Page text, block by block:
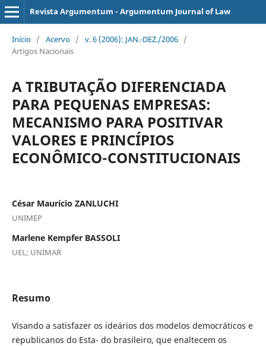
Revista Argumentum - Argumentum Journal of Law
Início / Acervo / v. 6 (2006): JAN.-DEZ./2006 /
Artigos Nacionais
A TRIBUTAÇÃO DIFERENCIADA
PARA PEQUENAS EMPRESAS:
MECANISMO PARA POSITIVAR
VALORES E PRINCÍPIOS
ECONÔMICO-CONSTITUCIONAIS
César Maurício ZANLUCHI
UNIMEP
Marlene Kempfer BASSOLI
UEL; UNIMAR
Resumo
Visando a satisfazer os ideários dos modelos democráticos e
republicanos do Esta- do brasileiro, que enaltecem os